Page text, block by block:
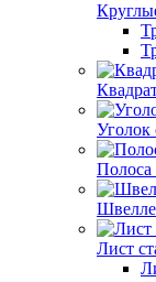
Уголок
Полоса
Лист